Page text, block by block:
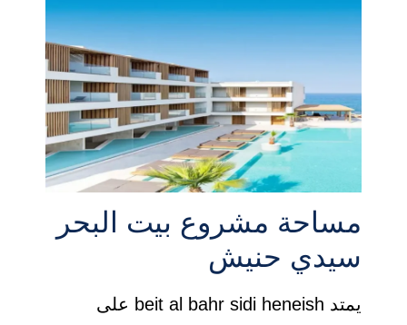
مساحة مشروع بيت البحر
سيدي حنيش
يمتد beit al bahr sidi heneish على